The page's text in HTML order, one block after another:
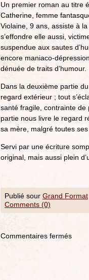
Un premier roman au titre
Catherine, femme
Violaine, 9 ans, assiste à
s’effondre elle aussi,
suspendue aux sautes
encore maniaco-
dénuée de traits d’humour.
Dans la deuxième partie
regard extérieur ; tout
santé fragile, contrainte de
partie nous livre le regard
sa mère, malgré toutes ses
Servi par une écriture
original, mais aussi plein
Publié sour Grand Format
Comments (0)
Commentaires fermés